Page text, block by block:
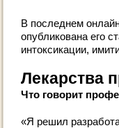
В последнем
опубликована его
интоксикации,
Лекарства
Что говорит
«Я решил